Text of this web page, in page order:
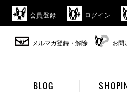
会員登録 ログイン
メルマガ登録・解除 お問
BLOG